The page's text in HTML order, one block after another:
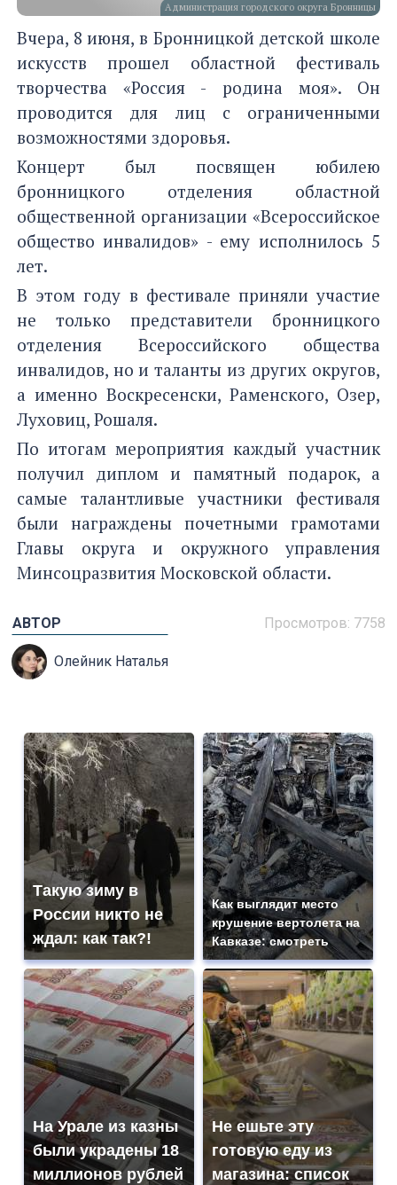
Администрация городского округа Бронницы
Вчера, 8 июня, в Бронницкой детской школе
искусств прошел областной фестиваль
творчества «Россия - родина моя». Он
проводится для лиц с ограниченными
возможностями здоровья.
Концерт был посвящен юбилею
бронницкого отделения областной
общественной организации «Всероссийское
общество инвалидов» - ему исполнилось 5
лет.
В этом году в фестивале приняли участие
не только представители бронницкого
отделения Всероссийского общества
инвалидов, но и таланты из других округов,
а именно Воскресенски, Раменского, Озер,
Луховиц, Рошаля.
По итогам мероприятия каждый участник
получил диплом и памятный подарок, а
самые талантливые участники фестиваля
были награждены почетными грамотами
Главы округа и окружного управления
Минсоцразвития Московской области.
Просмотров: 7758
АВТОР
Олейник Наталья
Такую зиму в
России никто не
ждал: как так?!
Как выглядит место
крушение вертолета на
Кавказе: смотреть
На Урале из казны
были украдены 18
миллионов рублей
Не ешьте эту
готовую еду из
магазина: список